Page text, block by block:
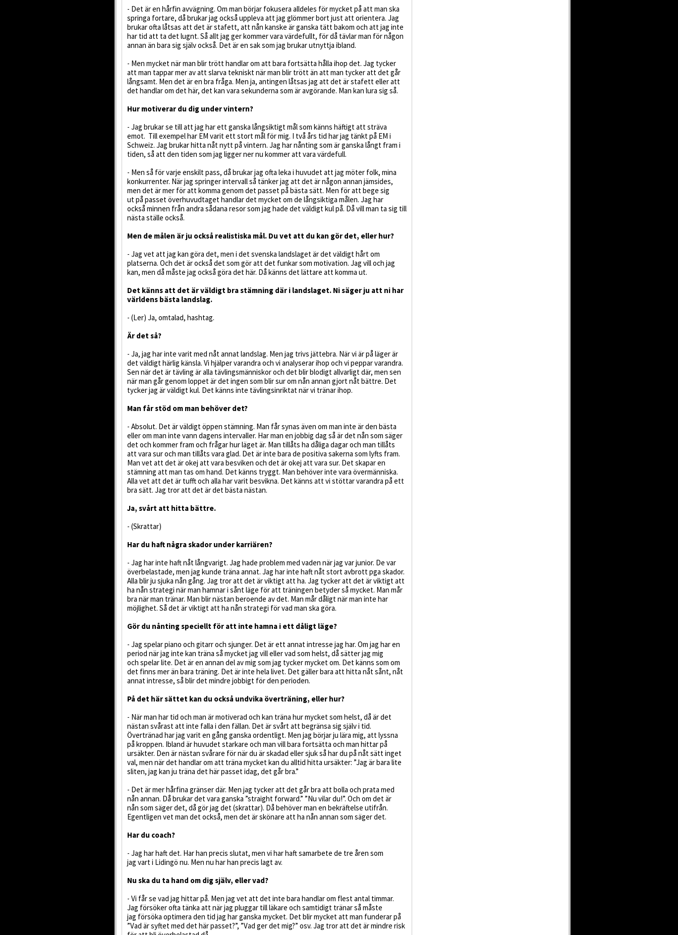
- Det är en hårfin avvägning. Om man börjar fokusera alldeles för mycket på att man ska
springa fortare, då brukar jag också uppleva att jag glömmer bort just att orientera. Jag
brukar ofta låtsas att det är stafett, att nån kanske är ganska tätt bakom och att jag inte
har tid att ta det lugnt. Så allt jag ger kommer vara värdefullt, för då tävlar man för någon
annan än bara sig själv också. Det är en sak som jag brukar utnyttja ibland.
- Men mycket när man blir trött handlar om att bara fortsätta hålla ihop det. Jag tycker
att man tappar mer av att slarva tekniskt när man blir trött än att man tycker att det går
långsamt. Men det är en bra fråga. Men ja, antingen låtsas jag att det är stafett eller att
det handlar om det här, det kan vara sekunderna som är avgörande. Man kan lura sig så.
Hur motiverar du dig under vintern?
- Jag brukar se till att jag har ett ganska långsiktigt mål som känns häftigt att sträva
emot. Till exempel har EM varit ett stort mål för mig. I två års tid har jag tänkt på EM i
Schweiz. Jag brukar hitta nåt nytt på vintern. Jag har nånting som är ganska långt fram i
tiden, så att den tiden som jag ligger ner nu kommer att vara värdefull.
- Men så för varje enskilt pass, då brukar jag ofta leka i huvudet att jag möter folk, mina
konkurrenter. När jag springer intervall så tänker jag att det är någon annan jämsides,
men det är mer för att komma genom det passet på bästa sätt. Men för att bege sig
ut på passet överhuvudtaget handlar det mycket om de långsiktiga målen. Jag har
också minnen från andra sådana resor som jag hade det väldigt kul på. Då vill man ta sig till
nästa ställe också.
Men de målen är ju också realistiska mål. Du vet att du kan gör det, eller hur?
- Jag vet att jag kan göra det, men i det svenska landslaget är det väldigt hårt om
platserna. Och det är också det som gör att det funkar som motivation. Jag vill och jag
kan, men då måste jag också göra det här. Då känns det lättare att komma ut.
Det känns att det är väldigt bra stämning där i landslaget. Ni säger ju att ni har
världens bästa landslag.
- (Ler) Ja, omtalad, hashtag.
Är det så?
- Ja, jag har inte varit med nåt annat landslag. Men jag trivs jättebra. När vi är på läger är
det väldigt härlig känsla. Vi hjälper varandra och vi analyserar ihop och vi peppar varandra.
Sen när det är tävling är alla tävlingsmänniskor och det blir blodigt allvarligt där, men sen
när man går genom loppet är det ingen som blir sur om nån annan gjort nåt bättre. Det
tycker jag är väldigt kul. Det känns inte tävlingsinriktat när vi tränar ihop.
Man får stöd om man behöver det?
- Absolut. Det är väldigt öppen stämning. Man får synas även om man inte är den bästa
eller om man inte vann dagens intervaller. Har man en jobbig dag så är det nån som säger
det och kommer fram och frågar hur läget är. Man tillåts ha dåliga dagar och man tillåts
att vara sur och man tillåts vara glad. Det är inte bara de positiva sakerna som lyfts fram.
Man vet att det är okej att vara besviken och det är okej att vara sur. Det skapar en
stämning att man tas om hand. Det känns tryggt. Man behöver inte vara övermänniska.
Alla vet att det är tufft och alla har varit besvikna. Det känns att vi stöttar varandra på ett
bra sätt. Jag tror att det är det bästa nästan.
Ja, svårt att hitta bättre.
- (Skrattar)
Har du haft några skador under karriären?
- Jag har inte haft nåt långvarigt. Jag hade problem med vaden när jag var junior. De var
överbelastade, men jag kunde träna annat. Jag har inte haft nåt stort avbrott pga skador.
Alla blir ju sjuka nån gång. Jag tror att det är viktigt att ha. Jag tycker att det är viktigt att
ha nån strategi när man hamnar i sånt läge för att träningen betyder så mycket. Man mår
bra när man tränar. Man blir nästan beroende av det. Man mår dåligt när man inte har
möjlighet. Så det är viktigt att ha nån strategi för vad man ska göra.
Gör du nånting speciellt för att inte hamna i ett dåligt läge?
- Jag spelar piano och gitarr och sjunger. Det är ett annat intresse jag har. Om jag har en
period när jag inte kan träna så mycket jag vill eller vad som helst, då sätter jag mig
och spelar lite. Det är en annan del av mig som jag tycker mycket om. Det känns som om
det finns mer än bara träning. Det är inte hela livet. Det gäller bara att hitta nåt sånt, nåt
annat intresse, så blir det mindre jobbigt för den perioden.
På det här sättet kan du också undvika överträning, eller hur?
- När man har tid och man är motiverad och kan träna hur mycket som helst, då är det
nästan svårast att inte falla i den fällan. Det är svårt att begränsa sig själv i tid.
Övertränad har jag varit en gång ganska ordentligt. Men jag börjar ju lära mig, att lyssna
på kroppen. Ibland är huvudet starkare och man vill bara fortsätta och man hittar på
ursäkter. Den är nästan svårare för när du är skadad eller sjuk så har du på nåt sätt inget
val, men när det handlar om att träna mycket kan du alltid hitta ursäkter: ”Jag är bara lite
sliten, jag kan ju träna det här passet idag, det går bra.”
- Det är mer hårfina gränser där. Men jag tycker att det går bra att bolla och prata med
nån annan. Då brukar det vara ganska ”straight forward.” ”Nu vilar du!”. Och om det är
nån som säger det, då gör jag det (skrattar). Då behöver man en bekräftelse utifrån.
Egentligen vet man det också, men det är skönare att ha nån annan som säger det.
Har du coach?
- Jag har haft det. Har han precis slutat, men vi har haft samarbete de tre åren som
jag vart i Lidingö nu. Men nu har han precis lagt av.
Nu ska du ta hand om dig själv, eller vad?
- Vi får se vad jag hittar på. Men jag vet att det inte bara handlar om flest antal timmar.
Jag försöker ofta tänka att när jag pluggar till läkare och samtidigt tränar så måste
jag försöka optimera den tid jag har ganska mycket. Det blir mycket att man funderar på
”Vad är syftet med det här passet?”, ”Vad ger det mig?” osv. Jag tror att det är mindre risk